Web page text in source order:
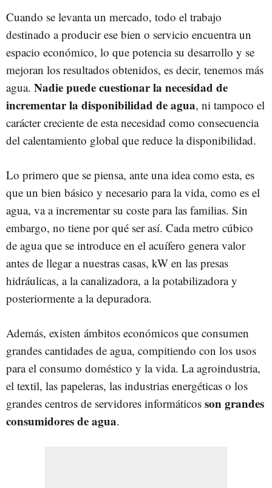
Cuando se levanta un mercado, todo el trabajo
destinado a producir ese bien o servicio encuentra un
espacio económico, lo que potencia su desarrollo y se
mejoran los resultados obtenidos, es decir, tenemos más
agua. Nadie puede cuestionar la necesidad de
incrementar la disponibilidad de agua, ni tampoco el
carácter creciente de esta necesidad como consecuencia
del calentamiento global que reduce la disponibilidad.
Lo primero que se piensa, ante una idea como esta, es
que un bien básico y necesario para la vida, como es el
agua, va a incrementar su coste para las familias. Sin
embargo, no tiene por qué ser así. Cada metro cúbico
de agua que se introduce en el acuífero genera valor
antes de llegar a nuestras casas, kW en las presas
hidráulicas, a la canalizadora, a la potabilizadora y
posteriormente a la depuradora.
Además, existen ámbitos económicos que consumen
grandes cantidades de agua, compitiendo con los usos
para el consumo doméstico y la vida. La agroindustria,
el textil, las papeleras, las industrias energéticas o los
grandes centros de servidores informáticos son grandes
consumidores de agua.